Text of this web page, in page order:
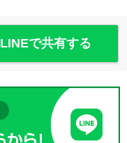
LINEで共有する